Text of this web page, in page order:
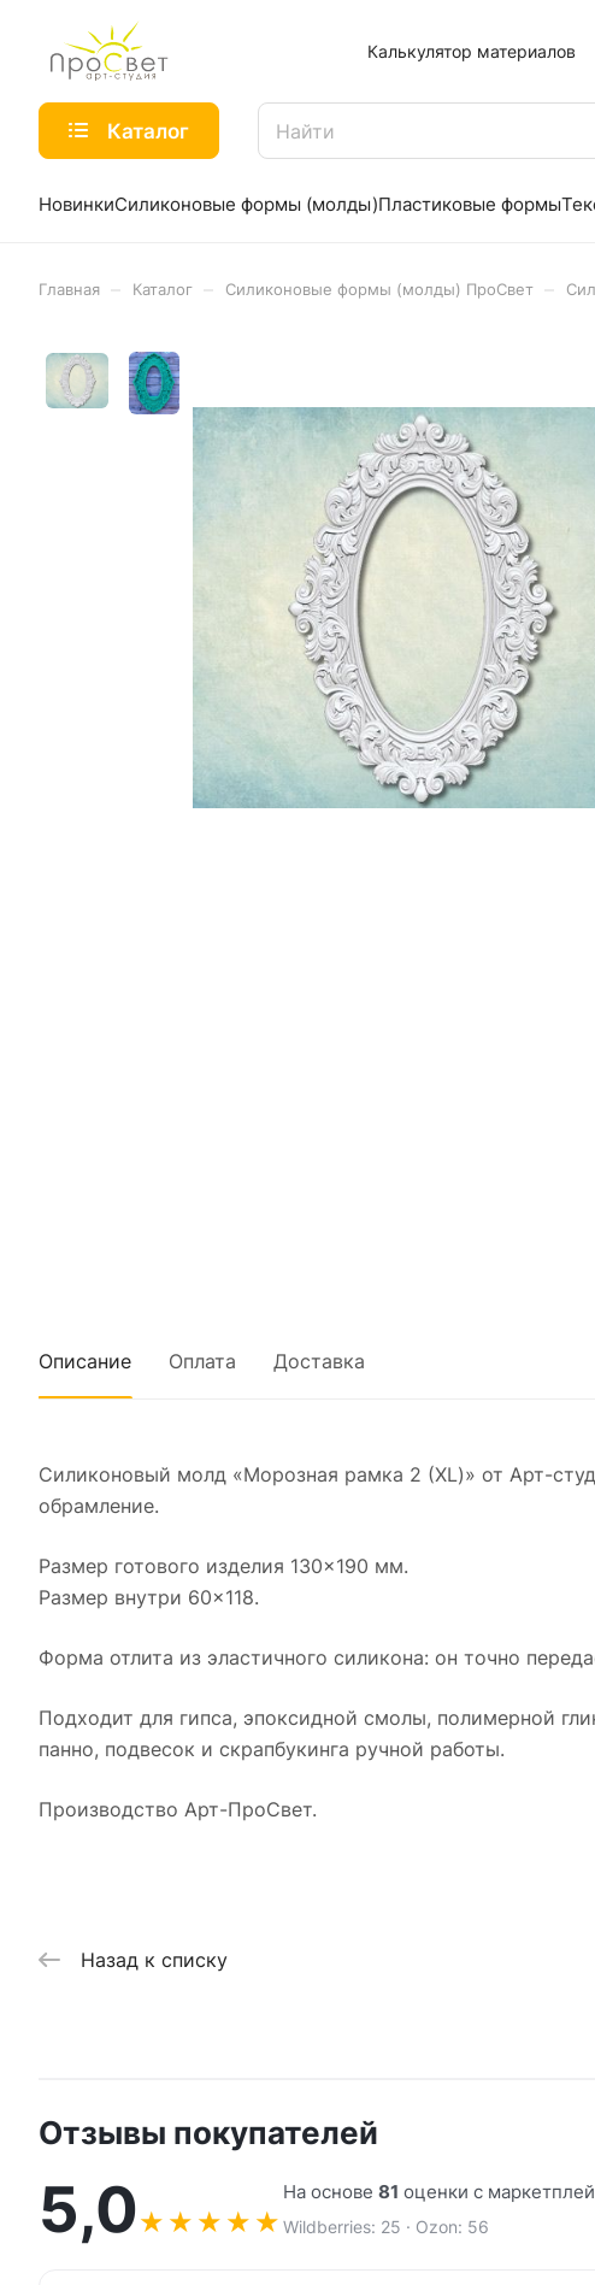
Калькулятор материалов
Каталог
НовинкиСиликоновые формы (молды)Пластиковые формы
Главная Каталог Силиконовые формы (молды) ПроСвет
Описание Оплата Доставка
Силиконовый молд «Морозная рамка 2 (XL)» от Арт-
обрамление.
Размер готового изделия 130×190 мм.
Размер внутри 60×118.
Форма отлита из эластичного силикона: он точно
Подходит для гипса, эпоксидной смолы, полимерной
панно, подвесок и скрапбукинга ручной работы.
Производство Арт-ПроСвет.
Назад к списку
Отзывы покупателей
5,0★ ★ ★ ★ ★
На основе 81 оценки с
Wildberries: 25 · Ozon: 56